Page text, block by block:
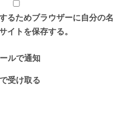
るためブラウザーに自分の名
イトを保存する。
ルで通知
受け取る